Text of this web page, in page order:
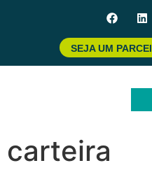
SEJA UM
/ Produtos
carteira